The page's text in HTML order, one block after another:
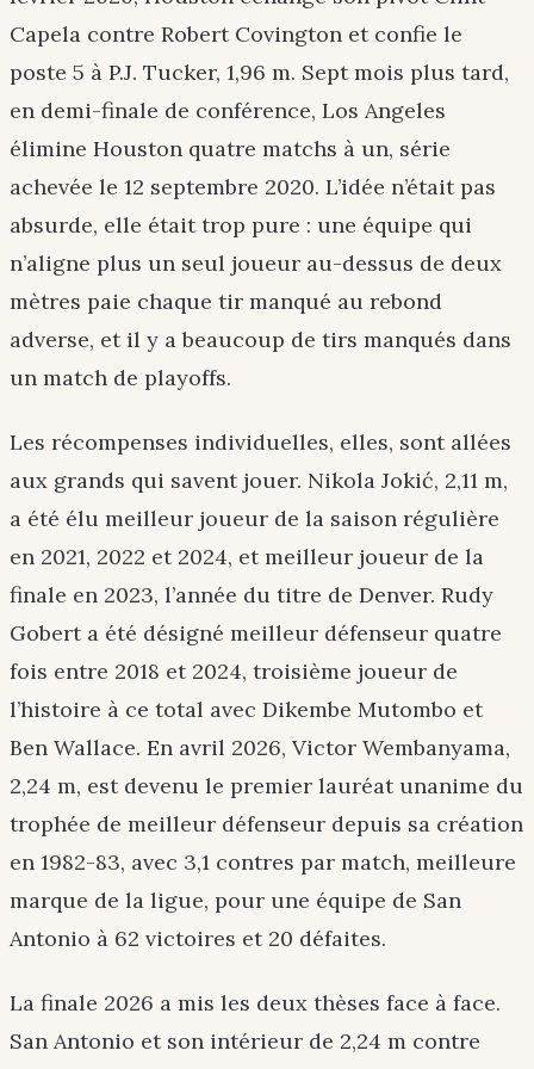
Capela contre Robert Covington et confie le
poste 5 à P.J. Tucker, 1,96 m. Sept mois plus tard,
en demi-finale de conférence, Los Angeles
élimine Houston quatre matchs à un, série
achevée le 12 septembre 2020. L’idée n’était pas
absurde, elle était trop pure : une équipe qui
n’aligne plus un seul joueur au-dessus de deux
mètres paie chaque tir manqué au rebond
adverse, et il y a beaucoup de tirs manqués dans
un match de playoffs.
Les récompenses individuelles, elles, sont allées
aux grands qui savent jouer. Nikola Jokić, 2,11 m,
a été élu meilleur joueur de la saison régulière
en 2021, 2022 et 2024, et meilleur joueur de la
finale en 2023, l’année du titre de Denver. Rudy
Gobert a été désigné meilleur défenseur quatre
fois entre 2018 et 2024, troisième joueur de
l’histoire à ce total avec Dikembe Mutombo et
Ben Wallace. En avril 2026, Victor Wembanyama,
2,24 m, est devenu le premier lauréat unanime du
trophée de meilleur défenseur depuis sa création
en 1982-83, avec 3,1 contres par match, meilleure
marque de la ligue, pour une équipe de San
Antonio à 62 victoires et 20 défaites.
La finale 2026 a mis les deux thèses face à face.
San Antonio et son intérieur de 2,24 m contre